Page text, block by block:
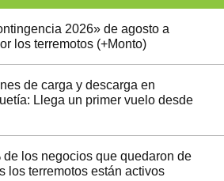
2026» de agosto a
los terremotos (+Monto)
de carga y descarga en
Llega un primer vuelo desde
de los negocios que quedaron de
los terremotos están activos